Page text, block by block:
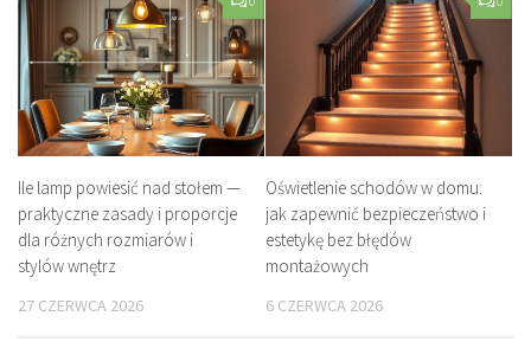
Ile lamp powiesić nad stołem —
praktyczne zasady i proporcje
dla różnych rozmiarów i
stylów wnętrz
27 CZERWCA 2026
Oświetlenie schodów w domu:
jak zapewnić bezpieczeństwo i
estetykę bez błędów
montażowych
6 CZERWCA 2026